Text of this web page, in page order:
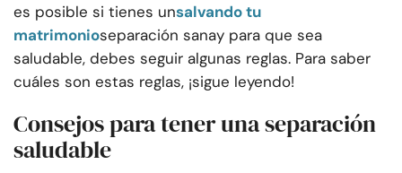
es posible si tienes unsalvando tu
matrimonioseparación sanay para que sea
saludable, debes seguir algunas reglas. Para saber
cuáles son estas reglas, ¡sigue leyendo!
Consejos para tener una separación
saludable